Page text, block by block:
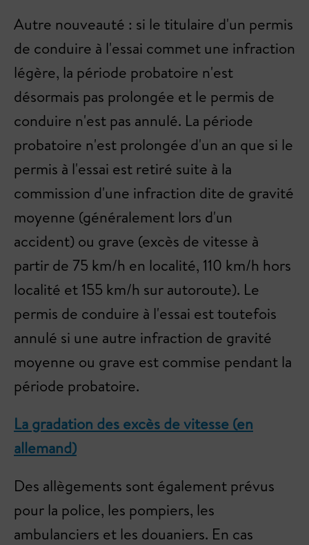
Autre nouveauté : si le titulaire d'un permis
de conduire à l'essai commet une infraction
légère, la période probatoire n'est
désormais pas prolongée et le permis de
conduire n'est pas annulé. La période
probatoire n'est prolongée d'un an que si le
permis à l'essai est retiré suite à la
commission d'une infraction dite de gravité
moyenne (généralement lors d'un
accident) ou grave (excès de vitesse à
partir de 75 km/h en localité, 110 km/h hors
localité et 155 km/h sur autoroute). Le
permis de conduire à l'essai est toutefois
annulé si une autre infraction de gravité
moyenne ou grave est commise pendant la
période probatoire.
La gradation des excès de vitesse (en
allemand)
Des allègements sont également prévus
pour la police, les pompiers, les
ambulanciers et les douaniers. En cas